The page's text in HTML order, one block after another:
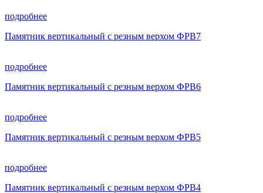
подробнее
Памятник вертикальный с резным верхом ФРВ7
подробнее
Памятник вертикальный с резным верхом ФРВ6
подробнее
Памятник вертикальный с резным верхом ФРВ5
подробнее
Памятник вертикальный с резным верхом ФРВ4